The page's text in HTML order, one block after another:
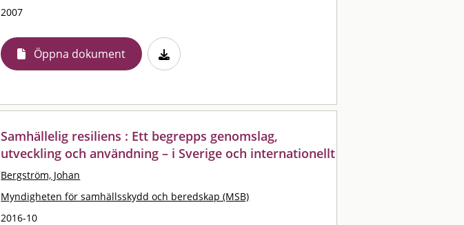
2007
Öppna dokument
Samhällelig resiliens : Ett begrepps genomslag,
utveckling och användning – i Sverige och internationellt
Bergström, Johan
Myndigheten för samhällsskydd och beredskap (MSB)
2016-10